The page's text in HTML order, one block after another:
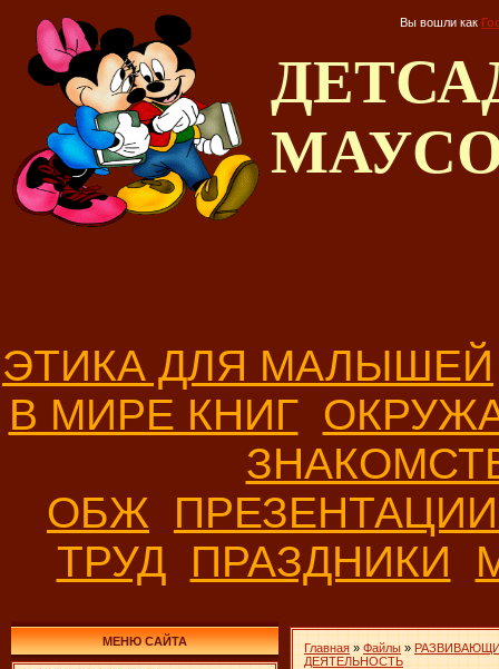
Вы вошли как
ЭТИКА ДЛЯ МАЛЫШЕЙ
В МИРЕ КНИГ
ОБЖ
ТРУД ПРАЗДНИКИ
МЕНЮ САЙТА Главная » Файлы »
ДЕЯТЕЛЬНОСТЬ